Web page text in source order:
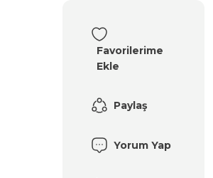
Paylaş
Yorum Yap